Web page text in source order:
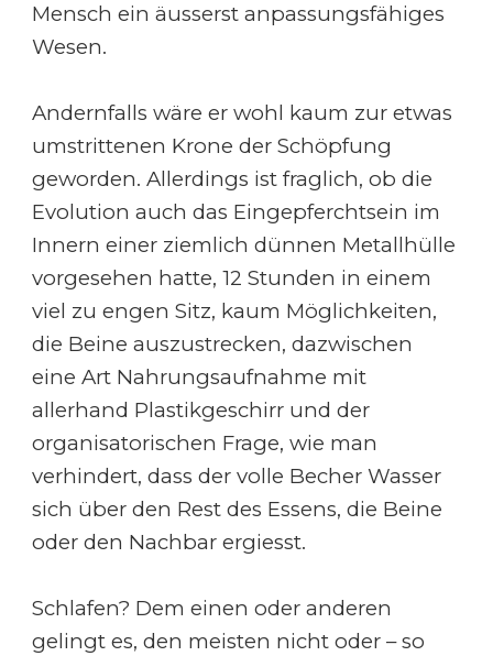
Mensch ein äusserst anpassungsfähiges
Wesen.
Andernfalls wäre er wohl kaum zur etwas
umstrittenen Krone der Schöpfung
geworden. Allerdings ist fraglich, ob die
Evolution auch das Eingepferchtsein im
Innern einer ziemlich dünnen Metallhülle
vorgesehen hatte, 12 Stunden in einem
viel zu engen Sitz, kaum Möglichkeiten,
die Beine auszustrecken, dazwischen
eine Art Nahrungsaufnahme mit
allerhand Plastikgeschirr und der
organisatorischen Frage, wie man
verhindert, dass der volle Becher Wasser
sich über den Rest des Essens, die Beine
oder den Nachbar ergiesst.
Schlafen? Dem einen oder anderen
gelingt es, den meisten nicht oder – so